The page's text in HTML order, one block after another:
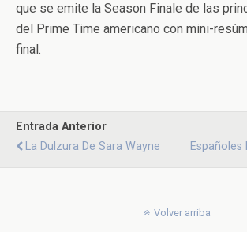
que se emite la Season Finale de las
del Prime Time americano con mini-
final.
Entrada Anterior
La Dulzura De Sara Wayne
Volver arriba